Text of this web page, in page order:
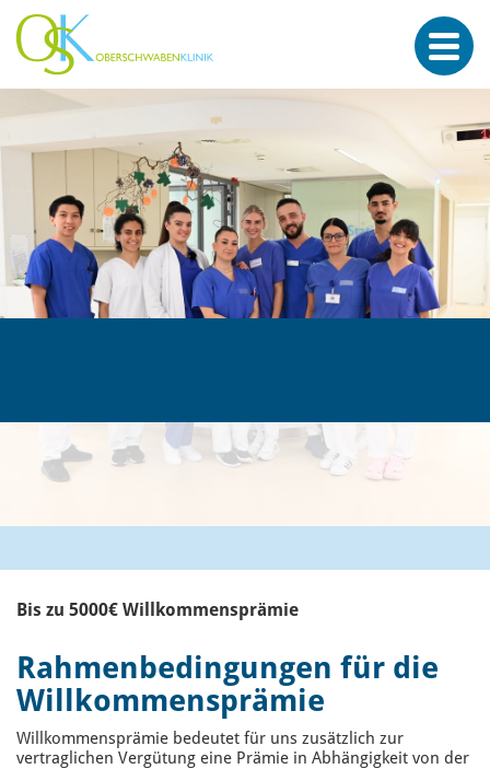
Bis zu 5000€ Willkommensprämie
Rahmenbedingungen für die
Willkommensprämie
Willkommensprämie bedeutet für uns zusätzlich zur
vertraglichen Vergütung eine Prämie in Abhängigkeit von der